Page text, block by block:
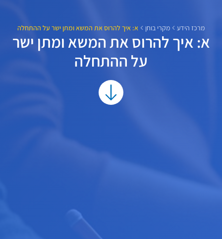
מרכז הידע מקרי בוחן א: איך להרוס את המשא ומתן ישר על ההתחלה
א: איך להרוס את המשא ומתן ישר
על ההתחלה